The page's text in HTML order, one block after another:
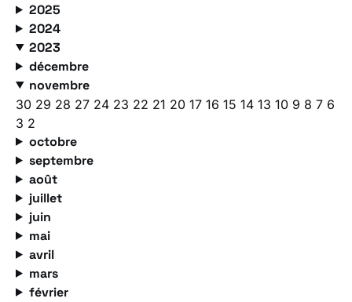
2025
2024
2023
décembre
novembre
30 29 28 27 24 23 22 21 20 17 16 15 14 13 10 9 8 7 6
3 2
octobre
septembre
août
juillet
juin
mai
avril
mars
février